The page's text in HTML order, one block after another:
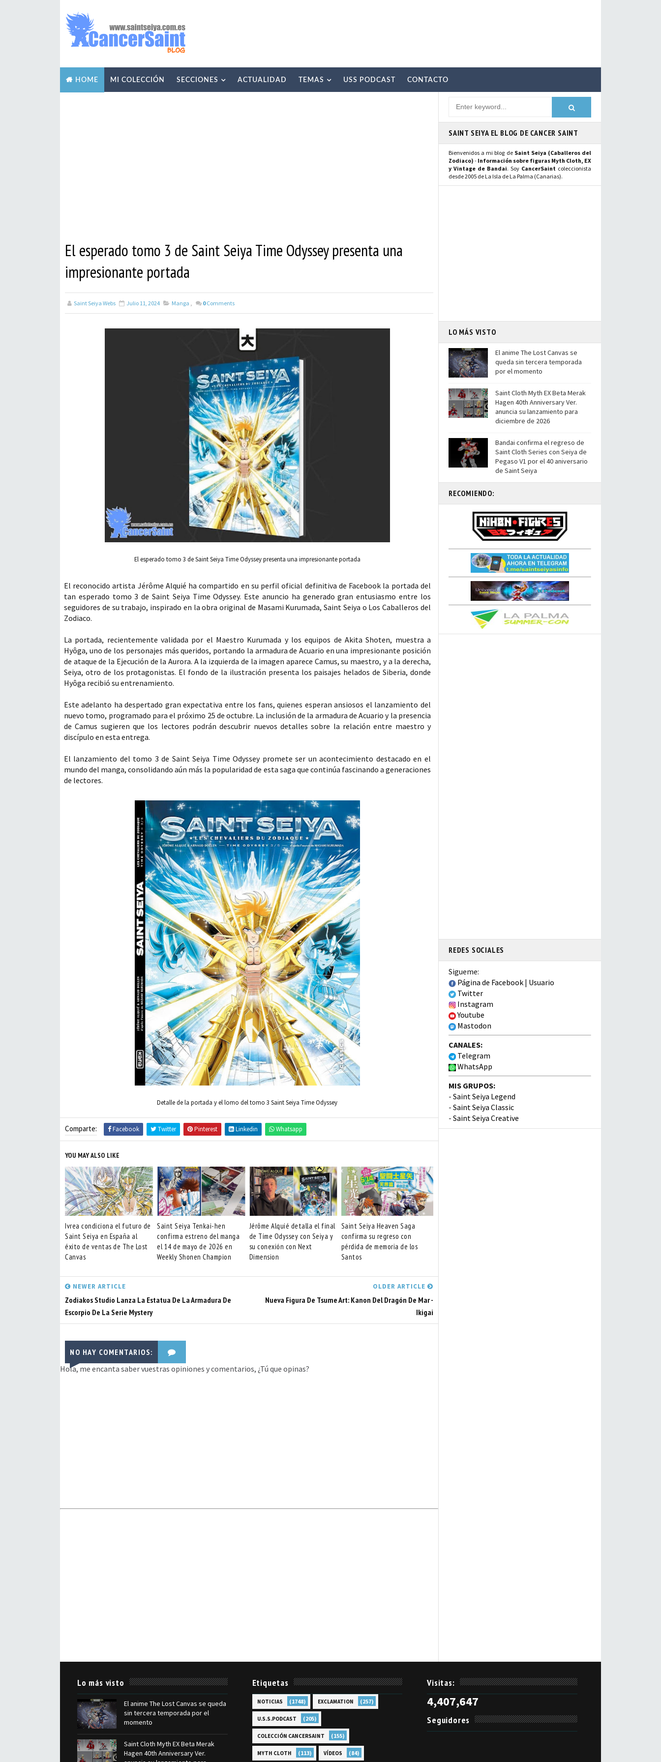
HOME MI COLECCIÓN SECCIONES ACTUALIDAD TEMAS USS PODCAST CONTACTO
El esperado tomo 3 de Saint Seiya Time Odyssey presenta una
impresionante portada
Saint Seiya Webs Julio 11, 2024 Manga , 0 Comments
El esperado tomo 3 de Saint Seiya Time Odyssey presenta una impresionante portada
El reconocido artista Jérôme Alquié ha compartido en su perfil oficial definitiva de Facebook la portada del
tan esperado tomo 3 de Saint Seiya Time Odyssey. Este anuncio ha generado gran entusiasmo entre los
seguidores de su trabajo, inspirado en la obra original de Masami Kurumada, Saint Seiya o Los Caballeros del
Zodiaco.
La portada, recientemente validada por el Maestro Kurumada y los equipos de Akita Shoten, muestra a
Hyôga, uno de los personajes más queridos, portando la armadura de Acuario en una impresionante posición
de ataque de la Ejecución de la Aurora. A la izquierda de la imagen aparece Camus, su maestro, y a la derecha,
Seiya, otro de los protagonistas. El fondo de la ilustración presenta los paisajes helados de Siberia, donde
Hyôga recibió su entrenamiento.
Este adelanto ha despertado gran expectativa entre los fans, quienes esperan ansiosos el lanzamiento del
nuevo tomo, programado para el próximo 25 de octubre. La inclusión de la armadura de Acuario y la presencia
de Camus sugieren que los lectores podrán descubrir nuevos detalles sobre la relación entre maestro y
discípulo en esta entrega.
El lanzamiento del tomo 3 de Saint Seiya Time Odyssey promete ser un acontecimiento destacado en el
mundo del manga, consolidando aún más la popularidad de esta saga que continúa fascinando a generaciones
de lectores.
Detalle de la portada y el lomo del tomo 3 Saint Seiya Time Odyssey
Comparte: Facebook Twitter Pinterest Linkedin Whatsapp
YOU MAY ALSO LIKE
Ivrea condiciona el futuro de
Saint Seiya en España al
éxito de ventas de The Lost
Canvas
Saint Seiya Tenkai-hen
confirma estreno del manga
el 14 de mayo de 2026 en
Weekly Shonen Champion
Jérôme Alquié detalla el final
de Time Odyssey con Seiya y
su conexión con Next
Dimension
Saint Seiya Heaven Saga
confirma su regreso con
pérdida de memoria de los
Santos
NEWER ARTICLE
Zodiakos Studio Lanza La Estatua De La Armadura De
Escorpio De La Serie Mystery
OLDER ARTICLE
Nueva Figura De Tsume Art: Kanon Del Dragón De Mar -
Ikigai
NO HAY COMENTARIOS:
Hola, me encanta saber vuestras opiniones y comentarios, ¿Tú que opinas?
SAINT SEIYA EL BLOG DE CANCER SAINT
Bienvenidos a mi blog de Saint Seiya (Caballeros del
Zodiaco) - Información sobre figuras Myth Cloth, EX
y Vintage de Bandai. Soy CancerSaint coleccionista
desde 2005 de La Isla de La Palma (Canarias).
LO MÁS VISTO
El anime The Lost Canvas se
queda sin tercera temporada
por el momento
Saint Cloth Myth EX Beta Merak
Hagen 40th Anniversary Ver.
anuncia su lanzamiento para
diciembre de 2026
Bandai confirma el regreso de
Saint Cloth Series con Seiya de
Pegaso V1 por el 40 aniversario
de Saint Seiya
RECOMIENDO:
REDES SOCIALES
Sigueme:
Página de Facebook | Usuario
Twitter
Instagram
Youtube
Mastodon
CANALES:
Telegram
WhatsApp
MIS GRUPOS:
- Saint Seiya Legend
- Saint Seiya Classic
- Saint Seiya Creative
Lo más visto
El anime The Lost Canvas se queda
sin tercera temporada por el
momento
Saint Cloth Myth EX Beta Merak
Hagen 40th Anniversary Ver.
Etiquetas
NOTICIAS (1748) EXCLAMATION (257)
U.S.S.PODCAST (205)
COLECCIÓN CANCERSAINT (155)
MYTH CLOTH (113) VÍDEOS (84)
Visitas:
4,407,647
Seguidores